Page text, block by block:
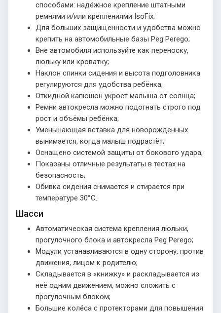
способами: надёжное крепление штатными
ремнями и/или креплениями IsoFix;
Для больших защищённости и удобства можно
крепить на автомобильные базы Peg Perego;
Вне автомобиля используйте как переноску,
люльку или кроватку;
Наклон спинки сидения и высота подголовника
регулируются для удобства ребёнка;
Откидной капюшон укроет малыша от солнца;
Ремни автокресла можно подогнать строго под
рост и объёмы ребёнка;
Уменьшающая вставка для новорожденных
вынимается, когда малыш подрастёт;
Оснащено системой защиты от бокового удара;
Показаны отличные результаты в тестах на
безопасность;
Обивка сидения снимается и стирается при
температуре 30°С.
Шасси
Автоматическая система крепления люльки,
прогулочного блока и автокресла Peg Perego;
Модули устанавливаются в одну сторону, против
движения, лицом к родителю;
Складывается в «книжку» и раскладывается из
неё одним движением, можно сложить с
прогулочным блоком;
Большие колёса с протекторами для повышения